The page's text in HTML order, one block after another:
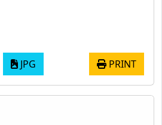
JPG PRINT